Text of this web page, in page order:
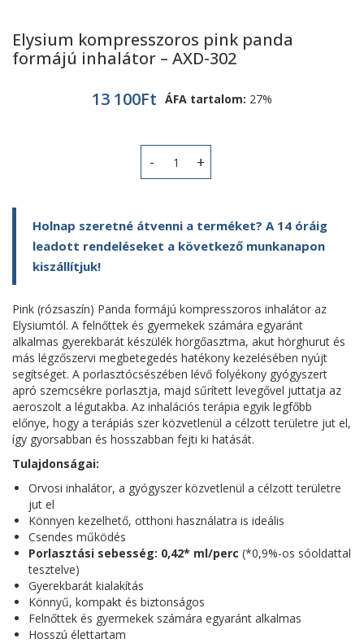
Elysium kompresszoros pink panda
formájú inhalátor – AXD-302
13 100Ft ÁFA tartalom: 27%
Elysium kompresszoros pink panda
Holnap szeretné átvenni a terméket? A 14 óráig
leadott rendeléseket a következő munkanapon
kiszállítjuk!
Pink (rózsaszín) Panda formájú kompresszoros inhalátor az
Elysiumtól. A felnőttek és gyermekek számára egyaránt
alkalmas gyerekbarát készülék hörgőasztma, akut hörghurut és
más légzőszervi megbetegedés hatékony kezelésében nyújt
segítséget. A porlasztócsészében lévő folyékony gyógyszert
apró szemcsékre porlasztja, majd sűrített levegővel juttatja az
aeroszolt a légutakba. Az inhalációs terápia egyik legfőbb
előnye, hogy a terápiás szer közvetlenül a célzott területre jut el,
így gyorsabban és hosszabban fejti ki hatását.
Tulajdonságai:
Orvosi inhalátor, a gyógyszer közvetlenül a célzott területre
jut el
Könnyen kezelhető, otthoni használatra is ideális
Csendes működés
Porlasztási sebesség: 0,42* ml/perc (*0,9%-os sóoldattal
tesztelve)
Gyerekbarát kialakítás
Könnyű, kompakt és biztonságos
Felnőttek és gyermekek számára egyaránt alkalmas
Hosszú élettartam